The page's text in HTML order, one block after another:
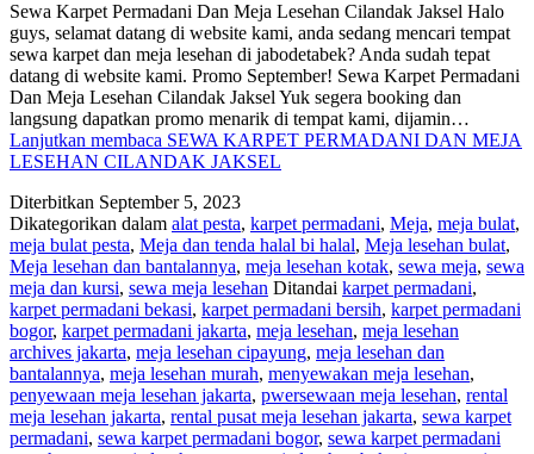
Sewa Karpet Permadani Dan Meja Lesehan Cilandak Jaksel Halo
guys, selamat datang di website kami, anda sedang mencari tempat
sewa karpet dan meja lesehan di jabodetabek? Anda sudah tepat
datang di website kami. Promo September! Sewa Karpet Permadani
Dan Meja Lesehan Cilandak Jaksel Yuk segera booking dan
langsung dapatkan promo menarik di tempat kami, dijamin…
Lanjutkan membaca SEWA KARPET PERMADANI DAN MEJA
LESEHAN CILANDAK JAKSEL
Diterbitkan September 5, 2023
Dikategorikan dalam alat pesta, karpet permadani, Meja, meja bulat,
meja bulat pesta, Meja dan tenda halal bi halal, Meja lesehan bulat,
Meja lesehan dan bantalannya, meja lesehan kotak, sewa meja, sewa
meja dan kursi, sewa meja lesehan Ditandai karpet permadani,
karpet permadani bekasi, karpet permadani bersih, karpet permadani
bogor, karpet permadani jakarta, meja lesehan, meja lesehan
archives jakarta, meja lesehan cipayung, meja lesehan dan
bantalannya, meja lesehan murah, menyewakan meja lesehan,
penyewaan meja lesehan jakarta, pwersewaan meja lesehan, rental
meja lesehan jakarta, rental pusat meja lesehan jakarta, sewa karpet
permadani, sewa karpet permadani bogor, sewa karpet permadani